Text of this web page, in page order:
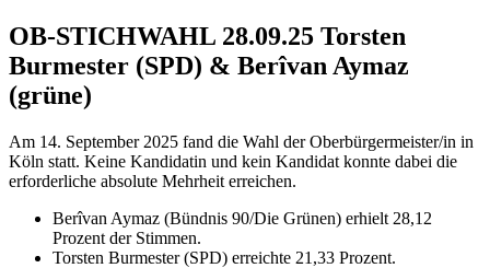
OB-STICHWAHL 28.09.25 Torsten
Burmester (SPD) & Berîvan Aymaz
(grüne)
Am 14. September 2025 fand die Wahl der Oberbürgermeister/in in
Köln statt. Keine Kandidatin und kein Kandidat konnte dabei die
erforderliche absolute Mehrheit erreichen.
Berîvan Aymaz (Bündnis 90/Die Grünen) erhielt 28,12
Prozent der Stimmen.
Torsten Burmester (SPD) erreichte 21,33 Prozent.